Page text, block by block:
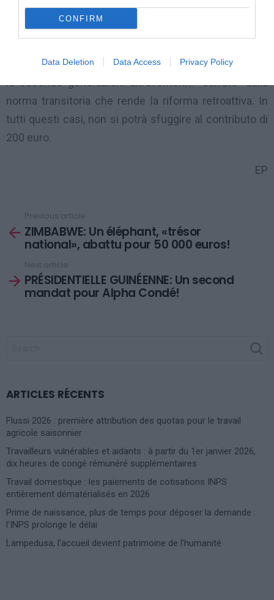
CONFIRM
Data Deletion Data Access Privacy Policy
domanda solo dopo i 18 anni. Lo stesso succederà,
nelle situazioni 1) e 2) quando a chiedere di diventare
saranno i ragazzi ormai maggiorenni. Idem, infine, per
le seconde generazioni ultraventenni “salvate” dalla
norma transitoria che rende la riforma retroattiva. In
tutti questi casi, non si potrà sfuggire al contributo di
200 euro.
EP
more
Previous article
ZIMBABWE: Un éléphant, «trésor
national», abattu pour 50 000 euros!
Next article
PRÉSIDENTIELLE GUINÉENNE: Un second
mandat pour Alpha Condé!
ARTICLES RÉCENTS
Flussi 2026 : première attribution des quotas pour le travail
agricole saisonnier
Travailleurs vulnérables et aidants : à partir du 1er janvier 2026,
dix heures de congé rémunéré supplémentaires
Travail domestique : les paiements de cotisations INPS
entièrement dématérialisés en 2026
Prime de naissance, plus de temps pour déposer la demande :
l’INPS prolonge le délai
Lampedusa, l’accueil devient patrimoine de l’humanité